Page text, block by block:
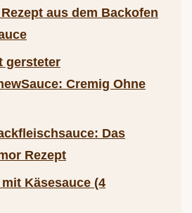
aus dem Backofen
gersteter
Cremig Ohne
Das
Rezept
Käsesauce (4